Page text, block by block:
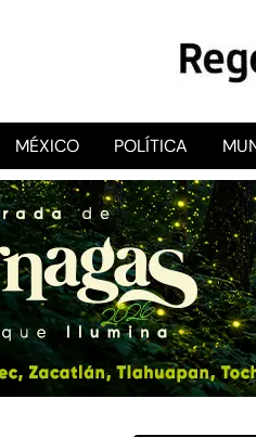
Sitio de
MÉXICO POLÍTICA